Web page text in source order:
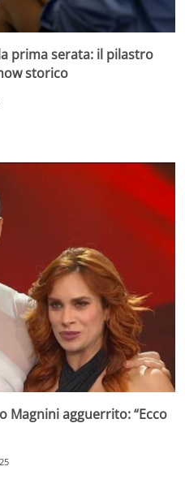
prima serata: il pilastro
storico
Magnini agguerrito: “Ecco